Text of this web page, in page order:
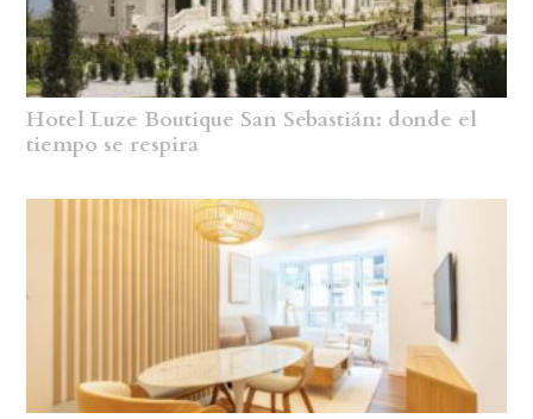
Hotel Luze Boutique San Sebastián: donde el
tiempo se respira